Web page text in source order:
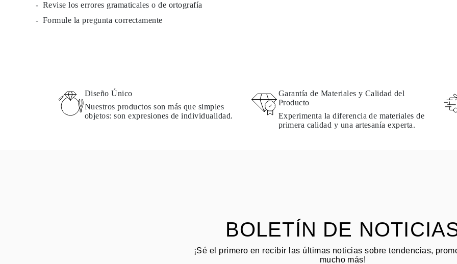
Revise los errores gramaticales o de ortografía
Formule la pregunta correctamente
Diseño Único
Nuestros productos son más que simples
objetos: son expresiones de individualidad.
Garantía de Materiales y Calidad del
Producto
Experimenta la diferencia de materiales de
primera calidad y una artesanía experta.
BOLETÍN DE
¡Sé el primero en recibir las últimas noticias sobre tendencias,
mucho más!